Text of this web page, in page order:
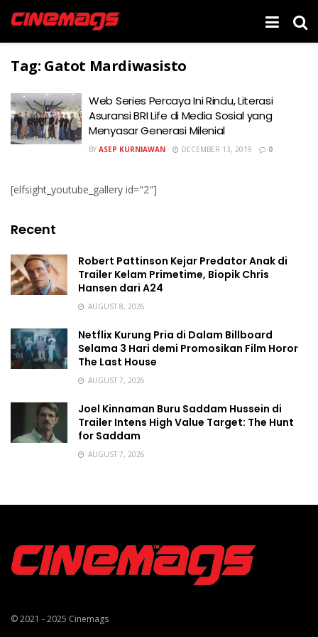
Tag: Gatot Mardiwasisto
Web Series Percaya Ini Rindu, Literasi
Asuransi BRI Life di Media Sosial yang
Menyasar Generasi Milenial
BY ASEP KURNIAWAN DECEMBER 13, 2019 0
[elfsight_youtube_gallery id="2"]
Recent
Robert Pattinson Kejar Predator Anak di
Trailer Kelam Primetime, Biopik Chris
Hansen dari A24
AUGUST 8, 2026
Netflix Kurung Pria di Dalam Billboard
Selama 3 Hari demi Promosikan Film Horor
The Last House
AUGUST 7, 2026
Joel Kinnaman Buru Saddam Hussein di
Trailer Intens High Value Target: The Hunt
for Saddam
AUGUST 7, 2026
© 2021 - 2025 Cinemags